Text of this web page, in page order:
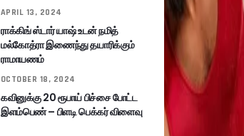
APRIL 13, 2024
ராக்கிங் ஸ்டார் யாஷ் உடன் நமித்
மல்கோத்ரா இணைந்து தயாரிக்கும்
ராமாயணம்
OCTOBER 18, 2024
கவினுக்கு 20 ரூபாய் பிச்சை போட்ட
இளம்பெண் – பிளடி பெக்கர் விளைவு